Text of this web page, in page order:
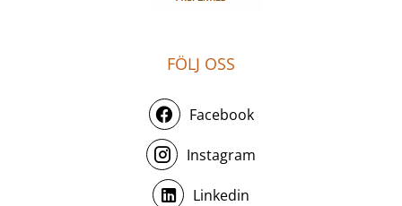
FÖLJ OSS
Facebook
Instagram
Linkedin